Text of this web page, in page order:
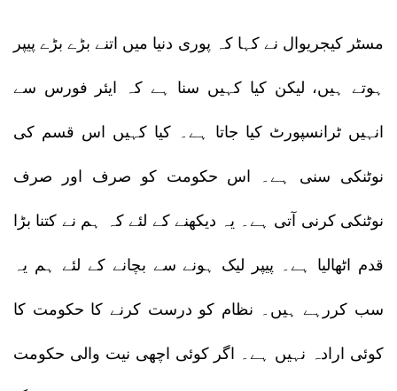
مسٹر کیجریوال نے کہا کہ پوری دنیا میں اتنے بڑے بڑے پیپر
ہوتے ہیں، لیکن کیا کہیں سنا ہے کہ ایئر فورس سے
انہیں ٹرانسپورٹ کیا جاتا ہے۔ کیا کہیں اس قسم کی
نوٹنکی سنی ہے۔ اس حکومت کو صرف اور صرف
نوٹنکی کرنی آتی ہے۔ یہ دیکھنے کے لئے کہ ہم نے کتنا بڑا
قدم اٹھالیا ہے۔ پیپر لیک ہونے سے بچانے کے لئے ہم یہ
سب کررہے ہیں۔ نظام کو درست کرنے کا حکومت کا
کوئی ارادہ نہیں ہے۔ اگر کوئی اچھی نیت والی حکومت